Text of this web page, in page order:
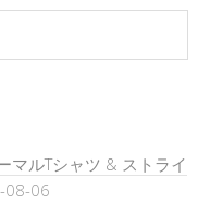
マルTシャツ & ストライ
08-06